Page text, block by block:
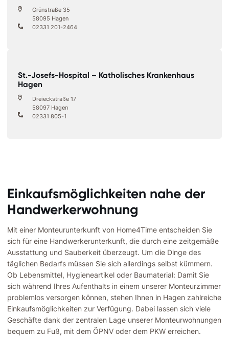
Grünstraße 35
58095 Hagen
02331 201-2464
St.-Josefs-Hospital – Katholisches Krankenhaus
Hagen
Dreieckstraße 17
58097 Hagen
02331 805-1
Einkaufsmöglichkeiten nahe der
Handwerkerwohnung
Mit einer Monteurunterkunft von Home4Time entscheiden Sie
sich für eine Handwerkerunterkunft, die durch eine zeitgemäße
Ausstattung und Sauberkeit überzeugt. Um die Dinge des
täglichen Bedarfs müssen Sie sich allerdings selbst kümmern.
Ob Lebensmittel, Hygieneartikel oder Baumaterial: Damit Sie
sich während Ihres Aufenthalts in einem unserer Monteurzimmer
problemlos versorgen können, stehen Ihnen in Hagen zahlreiche
Einkaufsmöglichkeiten zur Verfügung. Dabei lassen sich viele
Geschäfte dank der zentralen Lage unserer Monteurwohnungen
bequem zu Fuß, mit dem ÖPNV oder dem PKW erreichen.